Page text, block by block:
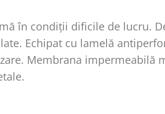
în condiții dificile de lucru.
Echipat cu lamelă
Membrana impermeabilă